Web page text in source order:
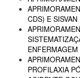
CDS) E SISVAN
ENFERMAGEM
PROFILAXIA